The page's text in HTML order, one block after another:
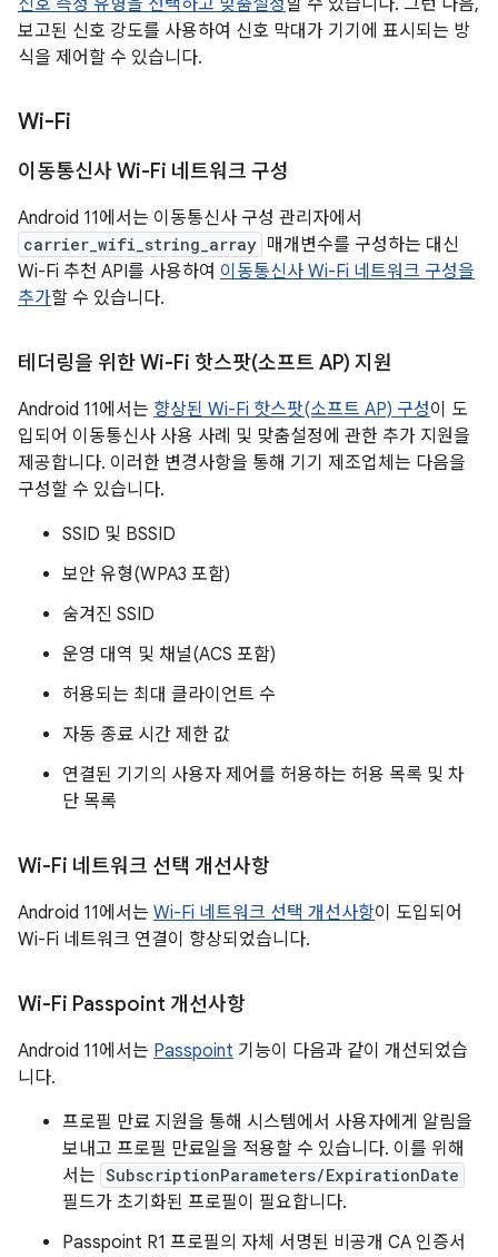
신호 측정 유형을 선택하고 맞춤설정 할 수 있습니다. 그런 다음,
보고된 신호 강도를 사용하여 신호 막대가 기기에 표시되는 방
식을 제어할 수 있습니다.
Wi-Fi
이동통신사 Wi-Fi 네트워크 구성
Android 11에서는 이동통신사 구성 관리자에서
carrier_wifi_string_array 매개변수를 구성하는 대신
Wi-Fi 추천 API를 사용하여 이동통신사 Wi-Fi 네트워크 구성을
추가할 수 있습니다.
테더링을 위한 Wi-Fi 핫스팟(소프트 AP) 지원
Android 11에서는 향상된 Wi-Fi 핫스팟(소프트 AP) 구성이 도
입되어 이동통신사 사용 사례 및 맞춤설정에 관한 추가 지원을
제공합니다. 이러한 변경사항을 통해 기기 제조업체는 다음을
구성할 수 있습니다.
SSID 및 BSSID
보안 유형(WPA3 포함)
숨겨진 SSID
운영 대역 및 채널(ACS 포함)
허용되는 최대 클라이언트 수
자동 종료 시간 제한 값
연결된 기기의 사용자 제어를 허용하는 허용 목록 및 차
단 목록
Wi-Fi 네트워크 선택 개선사항
Android 11에서는 Wi-Fi 네트워크 선택 개선사항이 도입되어
Wi-Fi 네트워크 연결이 향상되었습니다.
Wi-Fi Passpoint 개선사항
Android 11에서는 Passpoint 기능이 다음과 같이 개선되었습
니다.
프로필 만료 지원을 통해 시스템에서 사용자에게 알림을
보내고 프로필 만료일을 적용할 수 있습니다. 이를 위해
서는 SubscriptionParameters/ExpirationDate
필드가 초기화된 프로필이 필요합니다.
Passpoint R1 프로필의 자체 서명된 비공개 CA 인증서